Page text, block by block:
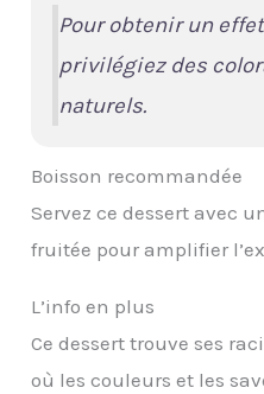
Pour obtenir un
privilégiez des
naturels.
Boisson recommandée
Servez ce dessert avec
fruitée pour amplifier
L’info en plus
Ce dessert trouve ses
où les couleurs et les